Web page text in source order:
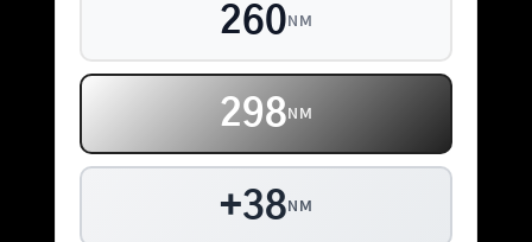
260 NM
298 NM
+38 NM